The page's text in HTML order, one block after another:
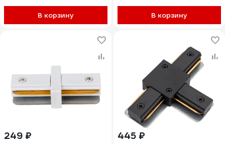
с накладным и подвесным
монтажом 22070
В корзину В корзину
249 ₽ 445 ₽